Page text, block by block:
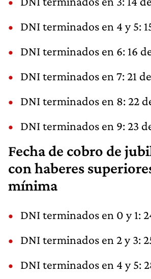
DNI terminados en 4 y 5:
DNI terminados en 6: 16
DNI terminados en 7: 21
DNI terminados en 8: 22
DNI terminados en 9: 23
Fecha de cobro de
con haberes
mínima
DNI terminados en 0 y 1:
DNI terminados en 2 y 3:
DNI terminados en 4 y 5: